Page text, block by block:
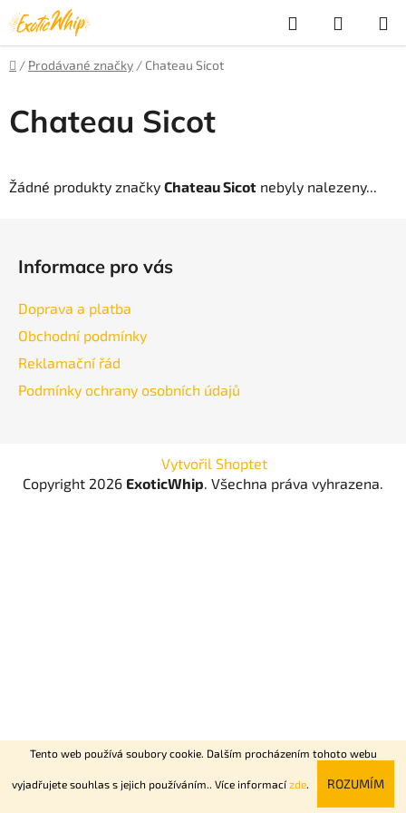
Tento web používá soubory cookie. Dalším procházením tohoto webu
vyjadřujete souhlas s jejich používáním.. Více informací zde. ROZUMÍM
Přejít
na
obsah
Rychlý nonstop rozvoz Praha + Dovoz celé ČR do 2 dní.
Hledat
KOŠÍK
Domů
/ Prodávané značky / Chateau Sicot
Chateau Sicot
Žádné produkty značky Chateau Sicot nebyly nalezeny...
Informace pro vás
Doprava a platba
Obchodní podmínky
Reklamační řád
Podmínky ochrany osobních údajů
Vytvořil Shoptet
Copyright 2026 ExoticWhip. Všechna práva vyhrazena.